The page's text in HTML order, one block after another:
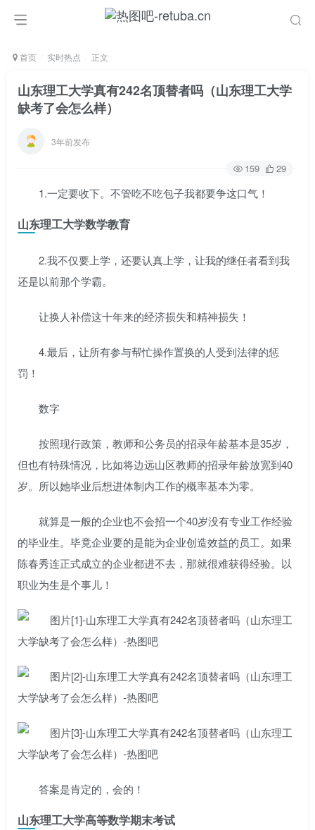
首页 实时热点 正文
山东理工大学真有242名顶替者吗（山东理工大学
缺考了会怎么样）
3年前发布
159 29
1.一定要收下。不管吃不吃包子我都要争这口气！
山东理工大学数学教育
2.我不仅要上学，还要认真上学，让我的继任者看到我
还是以前那个学霸。
让换人补偿这十年来的经济损失和精神损失！
4.最后，让所有参与帮忙操作置换的人受到法律的惩
罚！
数字
按照现行政策，教师和公务员的招录年龄基本是35岁，
但也有特殊情况，比如将边远山区教师的招录年龄放宽到40
岁。所以她毕业后想进体制内工作的概率基本为零。
就算是一般的企业也不会招一个40岁没有专业工作经验
的毕业生。毕竟企业要的是能为企业创造效益的员工。如果
陈春秀连正式成立的企业都进不去，那就很难获得经验。以
职业为生是个事儿！
答案是肯定的，会的！
山东理工大学高等数学期末考试